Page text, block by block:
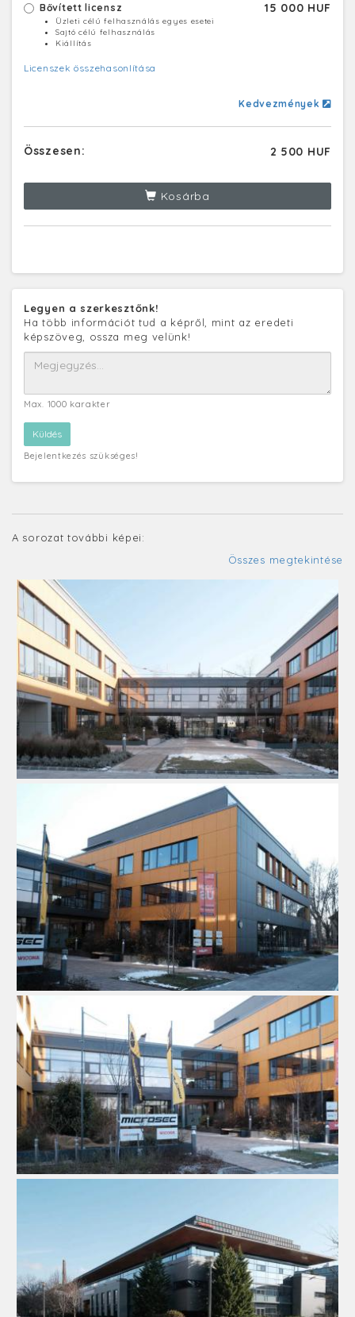
Bővített licensz 15 000 HUF
Üzleti célú felhasználás egyes esetei
Sajtó célú felhasználás
Kiállítás
Licenszek összehasonlítása
Kedvezmények
Összesen: 2 500 HUF
Kosárba
Legyen a szerkesztőnk!
Ha több információt tud a képről, mint az eredeti
képszöveg, ossza meg velünk!
Max. 1000 karakter
Bejelentkezés szükséges!
A sorozat további képei:
Összes megtekintése